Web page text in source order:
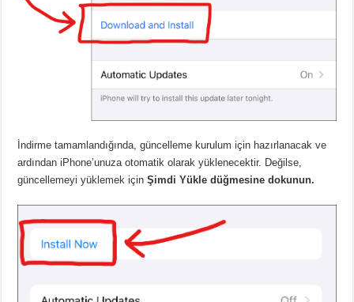
İndirme tamamlandığında, güncelleme kurulum için hazırlanacak ve
ardından iPhone’unuza otomatik olarak yüklenecektir. Değilse,
güncellemeyi yüklemek içinŞimdi Yükle düğmesine dokunun.